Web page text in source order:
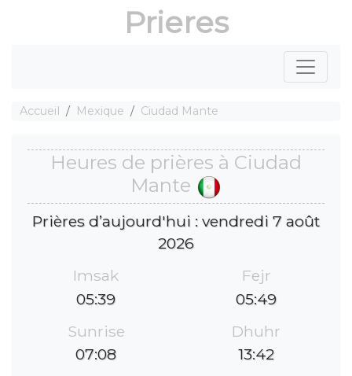
Prieres
Accueil Mexique Ciudad Mante
Heures de prières à Ciudad
Mante
Prières d’aujourd'hui : vendredi 7 août
2026
Imsak
05:39
Fejr
05:49
Sunrise
07:08
Dhuhr
13:42